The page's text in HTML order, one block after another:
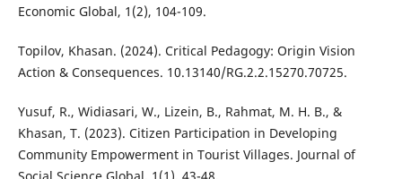
Economic Global, 1(2), 104-109.
Topilov, Khasan. (2024). Critical Pedagogy: Origin Vision
Action & Consequences. 10.13140/RG.2.2.15270.70725.
Yusuf, R., Widiasari, W., Lizein, B., Rahmat, M. H. B., &
Khasan, T. (2023). Citizen Participation in Developing
Community Empowerment in Tourist Villages. Journal of